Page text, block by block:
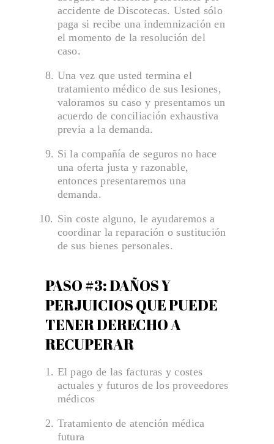
accidente de Discotecas. Usted sólo
paga si recibe una indemnización en
el momento de la resolución del
caso.
Una vez que usted termina el
tratamiento médico de sus lesiones,
valoramos su caso y presentamos un
acuerdo de conciliación exhaustiva
previa a la demanda.
Si la compañía de seguros no hace
una oferta justa y razonable,
entonces presentaremos una
demanda.
Sin coste alguno, le ayudaremos a
coordinar la reparación o sustitución
de sus bienes personales.
PASO #3: DAÑOS Y
PERJUICIOS QUE PUEDE
TENER DERECHO A
RECUPERAR
El pago de las facturas y costes
actuales y futuros de los proveedores
médicos
Tratamiento de atención médica
futura